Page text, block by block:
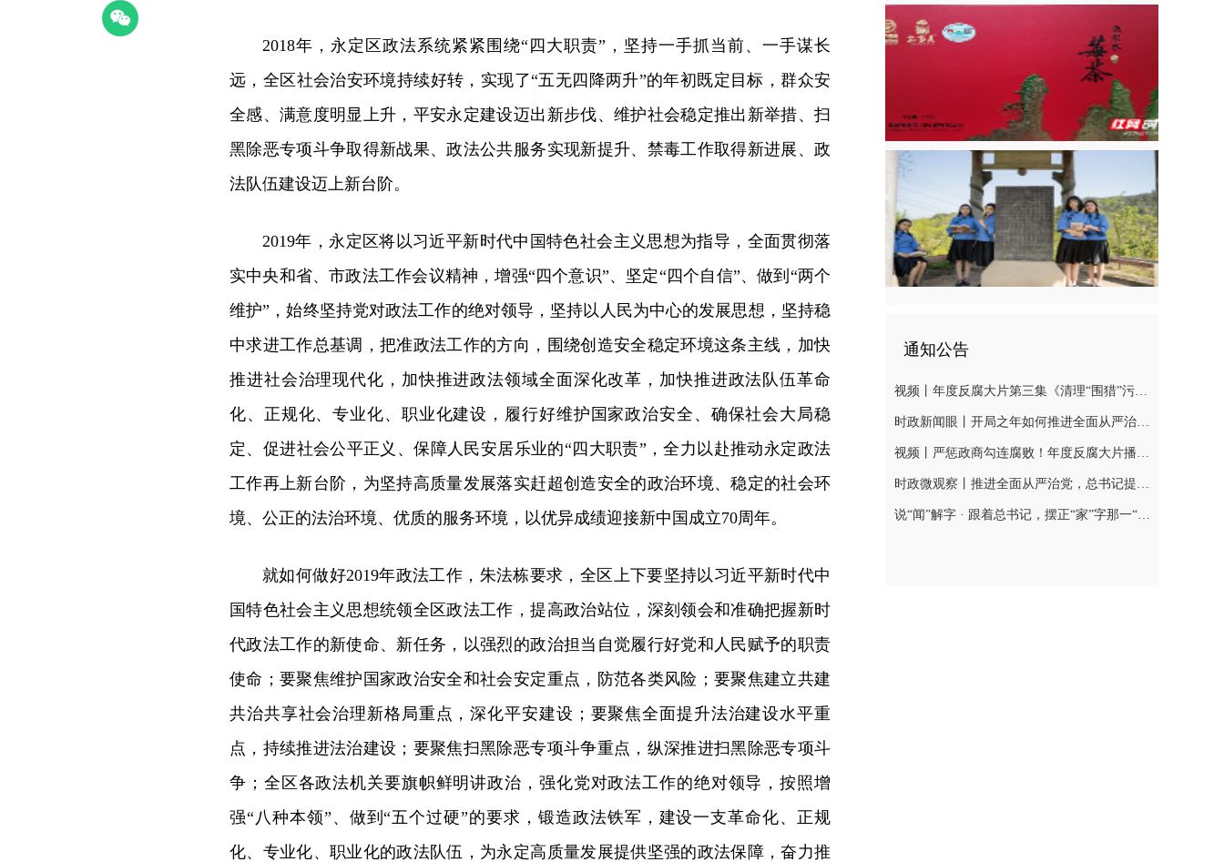
2018年，永定区政法系统紧紧围绕“四大职责”，坚持一手抓当前、一手谋长
远，全区社会治安环境持续好转，实现了“五无四降两升”的年初既定目标，群众安
全感、满意度明显上升，平安永定建设迈出新步伐、维护社会稳定推出新举措、扫
黑除恶专项斗争取得新战果、政法公共服务实现新提升、禁毒工作取得新进展、政
法队伍建设迈上新台阶。
2019年，永定区将以习近平新时代中国特色社会主义思想为指导，全面贯彻落
实中央和省、市政法工作会议精神，增强“四个意识”、坚定“四个自信”、做到“两个
维护”，始终坚持党对政法工作的绝对领导，坚持以人民为中心的发展思想，坚持稳
中求进工作总基调，把准政法工作的方向，围绕创造安全稳定环境这条主线，加快
推进社会治理现代化，加快推进政法领域全面深化改革，加快推进政法队伍革命
化、正规化、专业化、职业化建设，履行好维护国家政治安全、确保社会大局稳
定、促进社会公平正义、保障人民安居乐业的“四大职责”，全力以赴推动永定政法
工作再上新台阶，为坚持高质量发展落实赶超创造安全的政治环境、稳定的社会环
境、公正的法治环境、优质的服务环境，以优异成绩迎接新中国成立70周年。
就如何做好2019年政法工作，朱法栋要求，全区上下要坚持以习近平新时代中
国特色社会主义思想统领全区政法工作，提高政治站位，深刻领会和准确把握新时
代政法工作的新使命、新任务，以强烈的政治担当自觉履行好党和人民赋予的职责
使命；要聚焦维护国家政治安全和社会安定重点，防范各类风险；要聚焦建立共建
共治共享社会治理新格局重点，深化平安建设；要聚焦全面提升法治建设水平重
点，持续推进法治建设；要聚焦扫黑除恶专项斗争重点，纵深推进扫黑除恶专项斗
争；全区各政法机关要旗帜鲜明讲政治，强化党对政法工作的绝对领导，按照增
强“八种本领”、做到“五个过硬”的要求，锻造政法铁军，建设一支革命化、正规
化、专业化、职业化的政法队伍，为永定高质量发展提供坚强的政法保障，奋力推
通知公告
视频丨年度反腐大片第三集《清理“围猎”污染源》今晚播出
时政新闻眼丨开局之年如何推进全面从严治党，习近平作出这些部署
视频丨严惩政商勾连腐败！年度反腐大片播出第二集
时政微观察丨推进全面从严治党，总书记提出新要求
说“闻”解字 · 跟着总书记，摆正“家”字那一“点”